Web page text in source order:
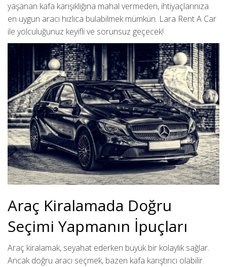
yaşanan kafa karışıklığına mahal vermeden, ihtiyaçlarınıza
en uygun aracı hızlıca bulabilmek mümkün. Lara Rent A Car
ile yolculuğunuz keyifli ve sorunsuz geçecek!
Araç Kiralamada Doğru
Seçimi Yapmanın İpuçları
Araç kiralamak, seyahat ederken büyük bir kolaylık sağlar.
Ancak doğru aracı seçmek, bazen kafa karıştırıcı olabilir.